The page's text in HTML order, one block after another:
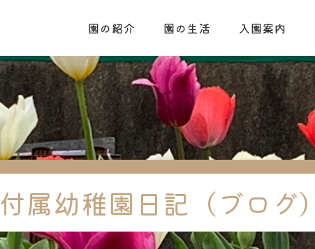
園の紹介 園の生活 入園案内
付属幼稚園日記（ブログ）